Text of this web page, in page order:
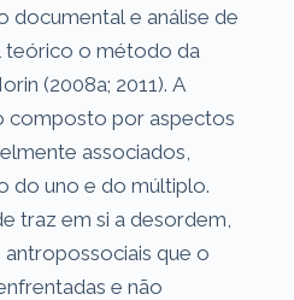
documental e análise de
teórico o método da
(2008a; 2011). A
composto por aspectos
associados,
do uno e do múltiplo.
traz em si a desordem,
que o
e não